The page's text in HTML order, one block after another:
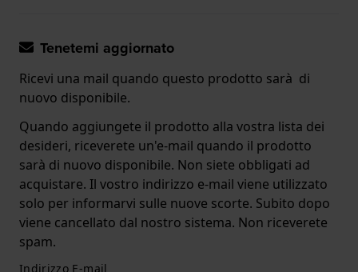
Tenetemi aggiornato
Ricevi una mail quando questo prodotto sarà di
nuovo disponibile.
Quando aggiungete il prodotto alla vostra lista dei
desideri, riceverete un'e-mail quando il prodotto
sarà di nuovo disponibile. Non siete obbligati ad
acquistare. Il vostro indirizzo e-mail viene utilizzato
solo per informarvi sulle nuove scorte. Subito dopo
viene cancellato dal nostro sistema. Non riceverete
spam.
Indirizzo E-mail